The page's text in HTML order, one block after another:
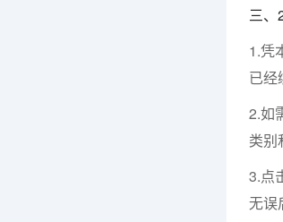
三、
1.凭
已经
2.如
类别
3.点
无误